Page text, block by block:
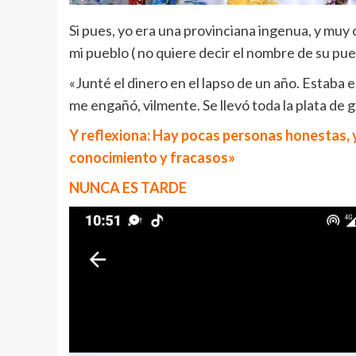
Si pues, yo era una provinciana ingenua, y
mi pueblo ( no quiere decir el nombre de su
«Junté el dinero en el lapso de un año.
me engañó, vilmente. Se llevó toda la plata de
Y reflexiona: Hay pocas personas
conocimiento y fracasos»
NUNCA ES TARDE